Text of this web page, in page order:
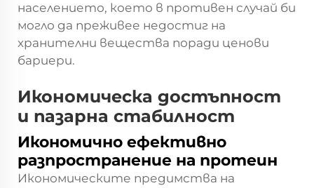
населението, което в противен случай би
могло да преживее недостиг на
хранителни вещества поради ценови
бариери.
Икономическа достъпност
и пазарна стабилност
Икономично ефективно
разпространение на протеин
Икономическите предимства на